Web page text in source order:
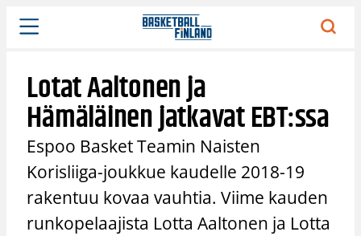
Siirry
sisältöön
Lotat Aaltonen ja
Hämäläinen jatkavat EBT:ssa
Espoo Basket Teamin Naisten
Korisliiga-joukkue kaudelle 2018-19
rakentuu kovaa vauhtia. Viime kauden
runkopelaajista Lotta Aaltonen ja Lotta